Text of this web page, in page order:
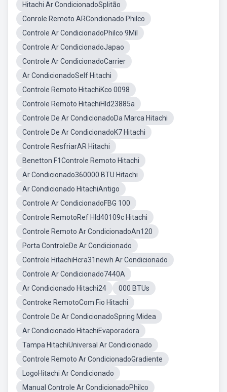
Hitachi Ar CondicionadoSplitão
Conrole Remoto ARCondionado Philco
Controle Ar CondicionadoPhilco 9Mil
Controle Ar CondicionadoJapao
Controle Ar CondicionadoCarrier
Ar CondicionadoSelf Hitachi
Controle Remoto HitachiKco 0098
Controle Remoto HitachiHld23885a
Controle De Ar CondicionadoDa Marca Hitachi
Controle De Ar CondicionadoK7 Hitachi
Controle ResfriarAR Hitachi
Benetton F1Controle Remoto Hitachi
Ar Condicionado360000 BTU Hitachi
Ar Condicionado HitachiAntigo
Controle Ar CondicionadoFBG 100
Controle RemotoRef Hld40109c Hitachi
Controle Remoto Ar CondicionadoAn120
Porta ControleDe Ar Condicionado
Controle HitachiHcra31newh Ar Condicionado
Controle Ar Condicionado7440A
Ar Condicionado Hitachi24
000 BTUs
Controke RemotoCom Fio Hitachi
Controle De Ar CondicionadoSpring Midea
Ar Condicionado HitachiEvaporadora
Tampa HitachiUniversal Ar Condicionado
Controle Remoto Ar CondicionadoGradiente
LogoHitachi Ar Condicionado
Manual Controle Ar CondicionadoPhilco